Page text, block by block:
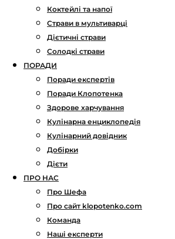
Коктейлі та напої
Страви в мультиварці
Дієтичні страви
Солодкі страви
ПОРАДИ
Поради експертів
Поради Клопотенка
Здорове харчування
Кулінарна енциклопедія
Кулінарний довідник
Добірки
Дієти
ПРО НАС
Про Шефа
Про сайт klopotenko.com
Команда
Наші експерти